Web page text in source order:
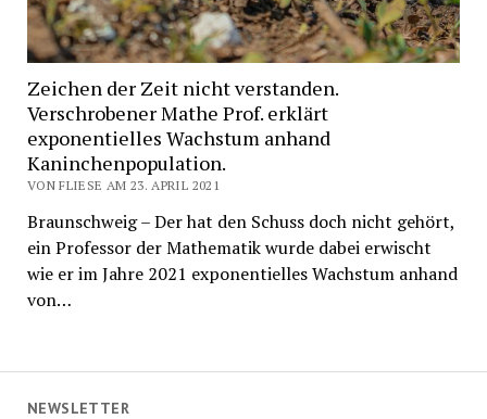
NEWSLETTER
Zeichen der Zeit nicht verstanden.
Verschrobener Mathe Prof. erklärt
exponentielles Wachstum anhand
Kaninchenpopulation.
VON FLIESE AM 23. APRIL 2021
Braunschweig – Der hat den Schuss doch nicht gehört,
ein Professor der Mathematik wurde dabei erwischt
wie er im Jahre 2021 exponentielles Wachstum anhand
von…